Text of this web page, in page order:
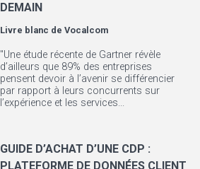
DEMAIN
Livre blanc deVocalcom
"Une étude récente de Gartner révèle
d’ailleurs que 89% des entreprises
pensent devoir à l’avenir se différencier
par rapport à leurs concurrents sur
l’expérience et les services...
GUIDE D’ACHAT D’UNE CDP :
PLATEFORME DE DONNÉES CLIENT